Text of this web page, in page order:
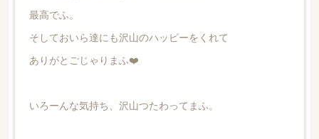
最高でふ。
そしておいら達にも沢山のハッピーをくれて
ありがとごじゃりまふ❤️
いろーんな気持ち、沢山つたわってまふ。